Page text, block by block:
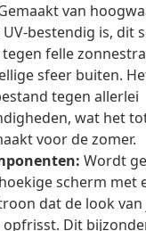
van
bestendig is, dit
felle
sfeer buiten.
tegen allerlei
wat het
voor de zomer.
Wordt
scherm met
dat de look van
Dit